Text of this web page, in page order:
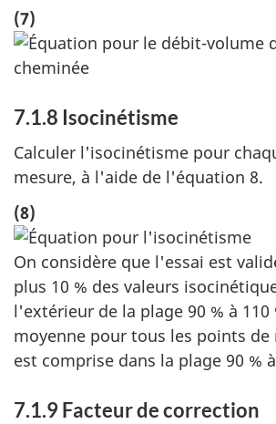
(7)
7.1.8 Isocinétisme
Calculer l'isocinétisme pour
mesure, à l'aide de l'équation 8.
(8)
On considère que l'essai est
plus 10 % des valeurs
l'extérieur de la plage 90 % à 110
moyenne pour tous les points de
est comprise dans la plage 90 %
7.1.9 Facteur de correction